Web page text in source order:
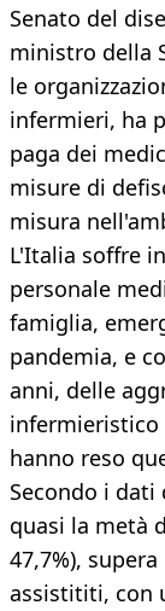
Senato del
ministro della
le
infermieri, ha
paga dei
misure di
misura
L'Italia soffre
personale
famiglia,
pandemia, e
anni, delle
hanno reso
Secondo i dati
quasi la metà
47,7%),
assistititi, con